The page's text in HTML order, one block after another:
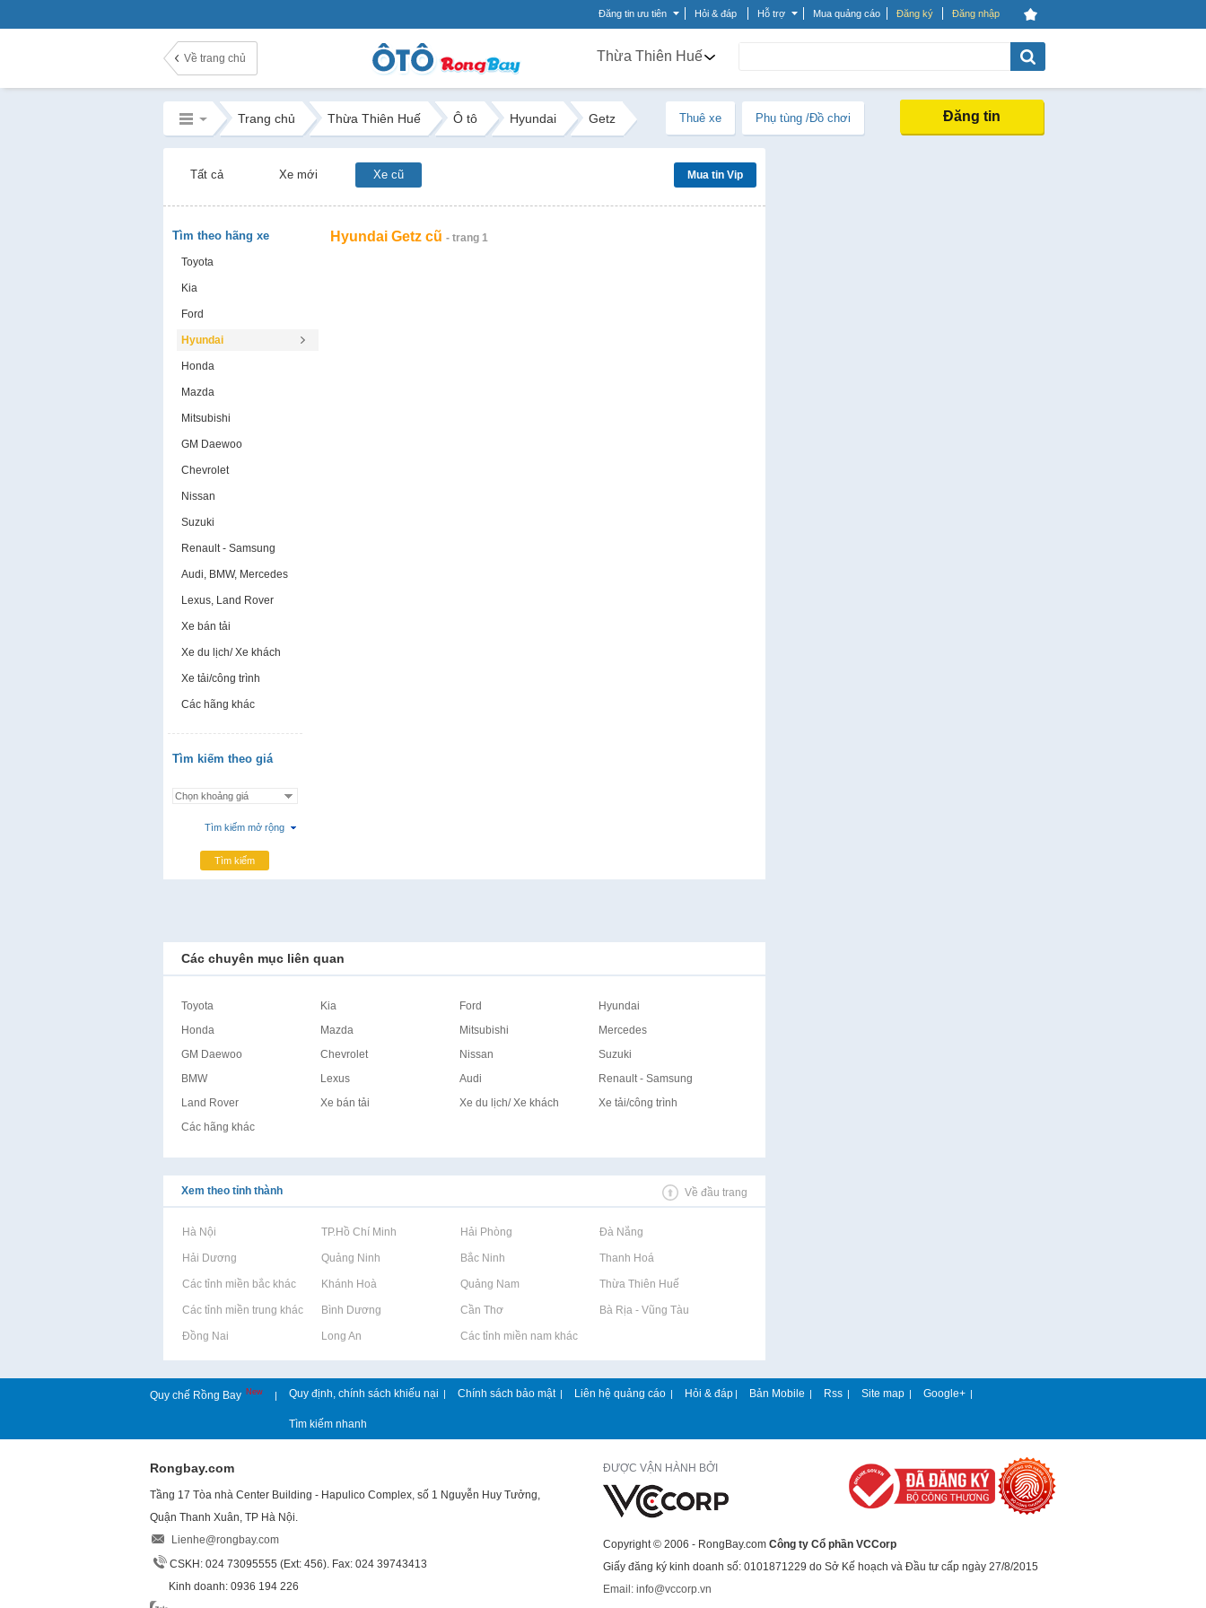
Đăng tin ưu tiên Hỏi & đáp Hỗ trợ Mua quảng cáo Đăng ký Đăng nhập
Về trang chủ Thừa Thiên Huế
Trang chủ Thừa Thiên Huế Ô tô Hyundai Getz Thuê xe Phụ tùng /Đồ chơi Đăng tin
Tất cả Xe mới Xe cũ Mua tin Vip
Tìm theo hãng xe
Toyota
Kia
Ford
Hyundai
Honda
Mazda
Mitsubishi
GM Daewoo
Chevrolet
Nissan
Suzuki
Renault - Samsung
Audi, BMW, Mercedes
Lexus, Land Rover
Xe bán tải
Xe du lịch/ Xe khách
Xe tải/công trình
Các hãng khác
Tìm kiếm theo giá
Tìm kiếm mở rộng
Tìm kiếm
Hyundai Getz cũ - trang 1
Các chuyên mục liên quan
Toyota Kia Ford
Hyundai
Honda
Mazda Mitsubishi
Mercedes
GM Daewoo
Chevrolet Nissan
Suzuki
BMW
Lexus Audi
Renault - Samsung
Land Rover
Xe bán tải Xe du lịch/ Xe khách
Xe tải/công trình
Các hãng khác
Xem theo tỉnh thành Về đầu trang
Rao vặt tại Hà Nội Rao vặt tại TP.Hồ Chí Minh Rao vặt tại Hải Phòng Rao vặt tại Đà Nẵng
Rao vặt tại Hải Dương Rao vặt tại Quảng Ninh Rao vặt tại Bắc Ninh Rao vặt tại Thanh Hoá
Rao vặt tại Các tỉnh miền bắc khácRao vặt tại Khánh Hoà Rao vặt tại Quảng Nam Rao vặt tại Thừa Thiên Huế
Rao vặt tại Các tỉnh miền trung khácRao vặt tại Bình Dương Rao vặt tại Cần Thơ Rao vặt tại Bà Rịa - Vũng Tàu
Rao vặt tại Đồng Nai Rao vặt tại Long An Rao vặt tại Các tỉnh miền nam khác
Quy chế Rồng Bay New | Quy định, chính sách khiếu nại | Chính sách bảo mật | Liên hệ quảng cáo | Hỏi & đáp | Bản Mobile | Rss | Site map | Google+ |
Tìm kiếm nhanh
Rongbay.com
Tầng 17 Tòa nhà Center Building - Hapulico Complex, số 1 Nguyễn Huy Tưởng,
Quận Thanh Xuân, TP Hà Nội.
Lienhe@rongbay.com
CSKH: 024 73095555 (Ext: 456). Fax: 024 39743413
Kinh doanh: 0936 194 226
ĐƯỢC VẬN HÀNH BỞI
Copyright © 2006 - RongBay.com Công ty Cổ phần VCCorp
Giấy đăng ký kinh doanh số: 0101871229 do Sở Kế hoạch và Đầu tư cấp ngày 27/8/2015
Email: info@vccorp.vn